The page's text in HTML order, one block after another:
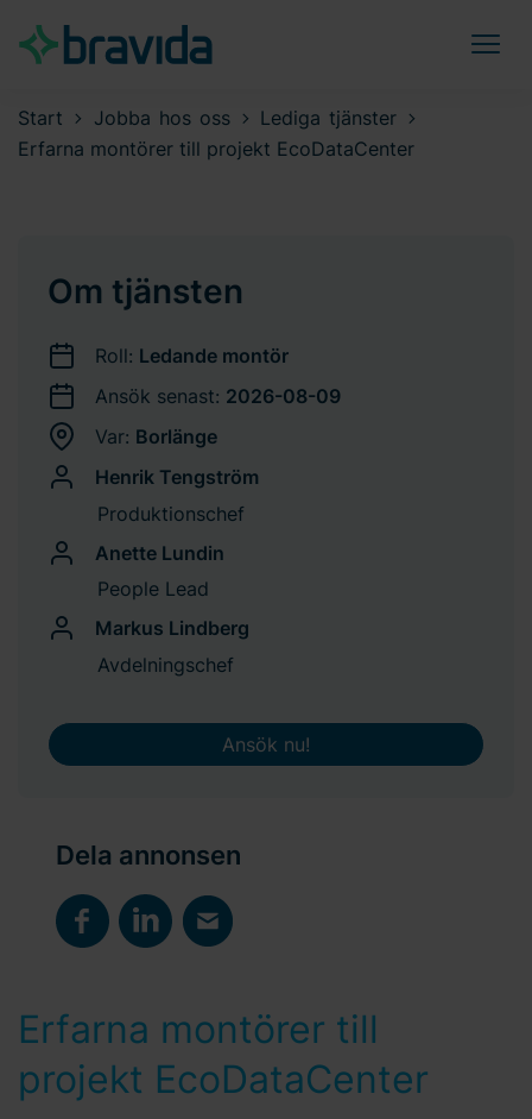
Start Jobba hos oss
Lediga tjänster
Erfarna montörer till projekt EcoDataCenter
Om tjänsten
Roll: Ledande montör
Ansök senast: 2026-08-09
Var: Borlänge
Henrik Tengström
Produktionschef
Anette Lundin
People Lead
Markus Lindberg
Avdelningschef
Ansök nu!
Dela annonsen
Erfarna montörer till
projekt EcoDataCenter